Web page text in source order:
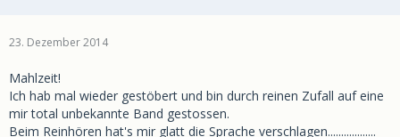
23. Dezember 2014
Mahlzeit!
Ich hab mal wieder gestöbert und bin durch reinen Zufall auf eine
mir total unbekannte Band gestossen.
Beim Reinhören hat's mir glatt die Sprache verschlagen..................